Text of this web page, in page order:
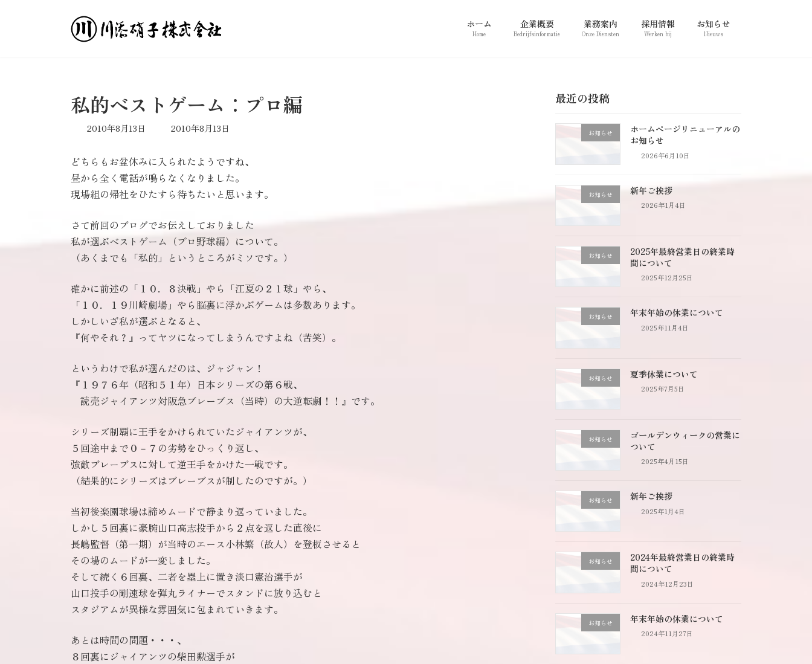
ホーム
Home
企業概要
Bedrijfsinformatie
業務案内
Onze Diensten
採用情報
Werken bij
お知らせ
Nieuws
私的ベストゲーム：プロ編
2010年8月13日
最
新
日
時
:
2010年8月13日
どちらもお盆休みに入られたようですね、
昼から全く電話が鳴らなくなりました。
現場組の帰社をひたすら待ちたいと思います。
さて前回のブログでお伝えしておりました
私が選ぶベストゲーム（プロ野球編）について。
（あくまでも「私的」というところがミソです。）
確かに前述の「１０．８決戦」やら「江夏の２１球」やら、
「１０．１９川崎劇場」やら脳裏に浮かぶゲームは多数あります。
しかしいざ私が選ぶとなると、
『何やそれ？』ってヤツになってしまうんですよね（苦笑）。
というわけで私が選んだのは、ジャジャン！
『１９７６年（昭和５１年）日本シリーズの第６戦、
読売ジャイアンツ対阪急ブレーブス（当時）の大逆転劇！！』です。
シリーズ制覇に王手をかけられていたジャイアンツが、
５回途中まで０－７の劣勢をひっくり返し、
強敵ブレーブスに対して逆王手をかけた一戦です。
（結果的にシリーズはブレーブスが制したのですが。）
当初後楽園球場は諦めムードで静まり返っていました。
しかし５回裏に豪腕山口高志投手から２点を返した直後に
長嶋監督（第一期）が当時のエース小林繁（故人）を登板させると
その場のムードが一変しました。
そして続く６回裏、二者を塁上に置き淡口憲治選手が
山口投手の剛速球を弾丸ライナーでスタンドに放り込むと
スタジアムが異様な雰囲気に包まれていきます。
あとは時間の問題・・・、
８回裏にジャイアンツの柴田勲選手が
最近の投稿
お知らせ
ホームページリニューアルの
お知らせ
2026年6月10日
お知らせ 新年ご挨拶
2026年1月4日
お知らせ
2025年最終営業日の終業時
間について
2025年12月25日
お知らせ 年末年始の休業について
2025年11月4日
お知らせ 夏季休業について
2025年7月5日
お知らせ
ゴールデンウィークの営業に
ついて
2025年4月15日
お知らせ 新年ご挨拶
2025年1月4日
お知らせ
2024年最終営業日の終業時
間について
2024年12月23日
お知らせ 年末年始の休業について
2024年11月27日